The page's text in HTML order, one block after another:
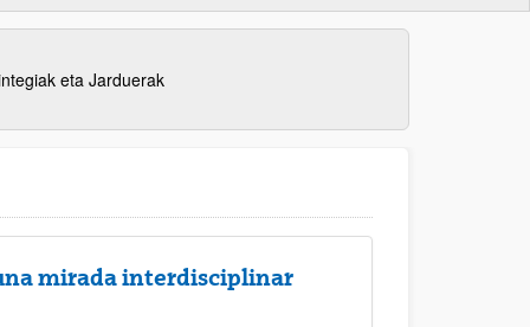
eta Jarduerak
mirada interdisciplinar